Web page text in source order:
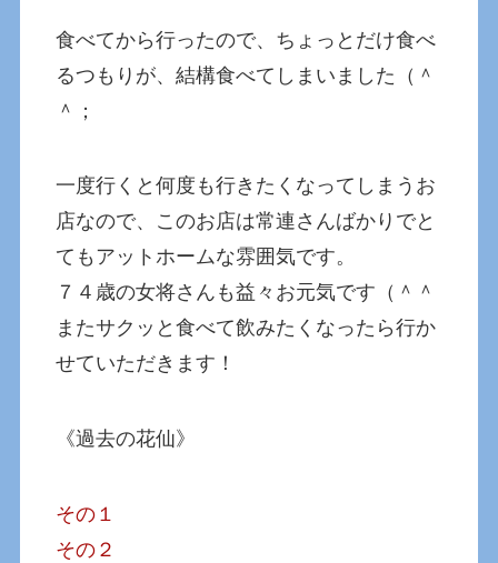
食べてから行ったので、ちょっとだけ食べ
るつもりが、結構食べてしまいました（＾
＾；
一度行くと何度も行きたくなってしまうお
店なので、このお店は常連さんばかりでと
てもアットホームな雰囲気です。
７４歳の女将さんも益々お元気です（＾＾
またサクッと食べて飲みたくなったら行か
せていただきます！
《過去の花仙》
その１
その２